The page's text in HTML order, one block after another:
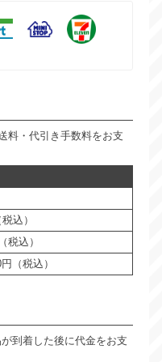
料・代引き手数料をお支
込）
税込）
（税込）
到着した後に代金をお支